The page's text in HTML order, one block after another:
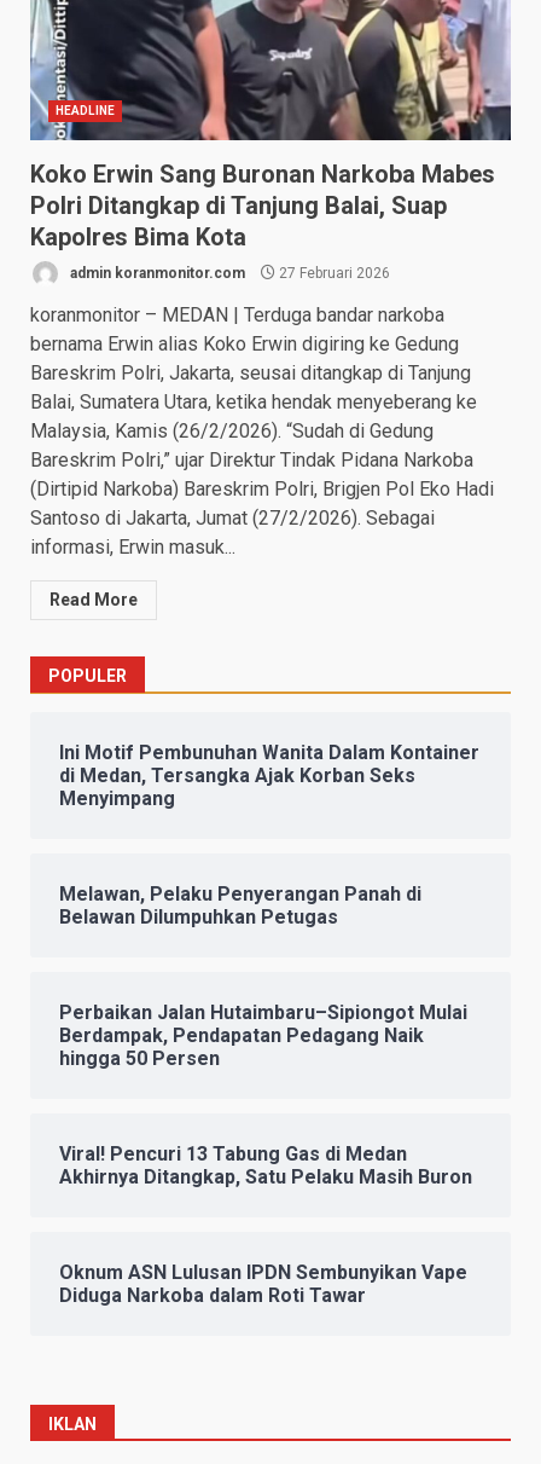
HEADLINE
Koko Erwin Sang Buronan Narkoba Mabes
Polri Ditangkap di Tanjung Balai, Suap
Kapolres Bima Kota
admin koranmonitor.com 27 Februari 2026
koranmonitor – MEDAN | Terduga bandar narkoba
bernama Erwin alias Koko Erwin digiring ke Gedung
Bareskrim Polri, Jakarta, seusai ditangkap di Tanjung
Balai, Sumatera Utara, ketika hendak menyeberang ke
Malaysia, Kamis (26/2/2026). “Sudah di Gedung
Bareskrim Polri,” ujar Direktur Tindak Pidana Narkoba
(Dirtipid Narkoba) Bareskrim Polri, Brigjen Pol Eko Hadi
Santoso di Jakarta, Jumat (27/2/2026). Sebagai
informasi, Erwin masuk...
Read More
POPULER
Ini Motif Pembunuhan Wanita Dalam Kontainer
di Medan, Tersangka Ajak Korban Seks
Menyimpang
Melawan, Pelaku Penyerangan Panah di
Belawan Dilumpuhkan Petugas
Perbaikan Jalan Hutaimbaru–Sipiongot Mulai
Berdampak, Pendapatan Pedagang Naik
hingga 50 Persen
Viral! Pencuri 13 Tabung Gas di Medan
Akhirnya Ditangkap, Satu Pelaku Masih Buron
Oknum ASN Lulusan IPDN Sembunyikan Vape
Diduga Narkoba dalam Roti Tawar
IKLAN